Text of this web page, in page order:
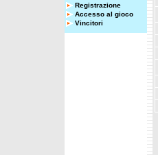
Registrazione
Accesso al gioco
Vincitori